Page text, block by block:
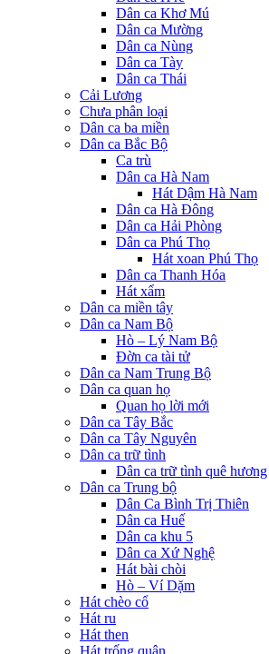
Dân ca Khơ Mú
Dân ca Mường
Dân ca Nùng
Dân ca Tày
Dân ca Thái
Cải Lương
Chưa phân loại
Dân ca ba miền
Dân ca Bắc Bộ
Ca trù
Dân ca Hà Nam
Hát Dậm Hà Nam
Dân ca Hà Đông
Dân ca Hải Phòng
Dân ca Phú Thọ
Hát xoan Phú Thọ
Dân ca Thanh Hóa
Hát xẩm
Dân ca miền tây
Dân ca Nam Bộ
Hò – Lý Nam Bộ
Đờn ca tài tử
Dân ca Nam Trung Bộ
Dân ca quan họ
Quan họ lời mới
Dân ca Tây Bắc
Dân ca Tây Nguyên
Dân ca trữ tình
Dân ca trữ tình quê hương
Dân ca Trung bộ
Dân Ca Bình Trị Thiên
Dân ca Huế
Dân ca khu 5
Dân ca Xứ Nghệ
Hát bài chòi
Hò – Ví Dặm
Hát chèo cổ
Hát ru
Hát then
Hát trống quân